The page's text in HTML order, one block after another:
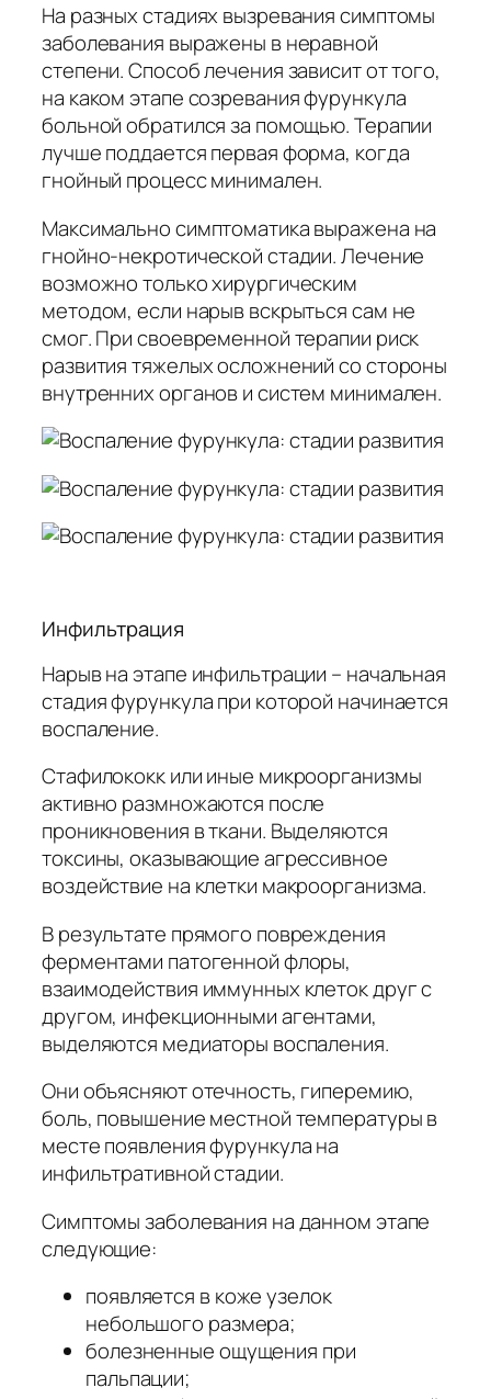
На разных стадиях вызревания симптомы
заболевания выражены в неравной
степени. Способ лечения зависит от того,
на каком этапе созревания фурункула
больной обратился за помощью. Терапии
лучше поддается первая форма, когда
гнойный процесс минимален.
Максимально симптоматика выражена на
гнойно-некротической стадии. Лечение
возможно только хирургическим
методом, если нарыв вскрыться сам не
смог. При своевременной терапии риск
развития тяжелых осложнений со стороны
внутренних органов и систем минимален.
Инфильтрация
Нарыв на этапе инфильтрации – начальная
стадия фурункула при которой начинается
воспаление.
Стафилококк или иные микроорганизмы
активно размножаются после
проникновения в ткани. Выделяются
токсины, оказывающие агрессивное
воздействие на клетки макроорганизма.
В результате прямого повреждения
ферментами патогенной флоры,
взаимодействия иммунных клеток друг с
другом, инфекционными агентами,
выделяются медиаторы воспаления.
Они объясняют отечность, гиперемию,
боль, повышение местной температуры в
месте появления фурункула на
инфильтративной стадии.
Симптомы заболевания на данном этапе
следующие:
появляется в коже узелок
небольшого размера;
болезненные ощущения при
пальпации;